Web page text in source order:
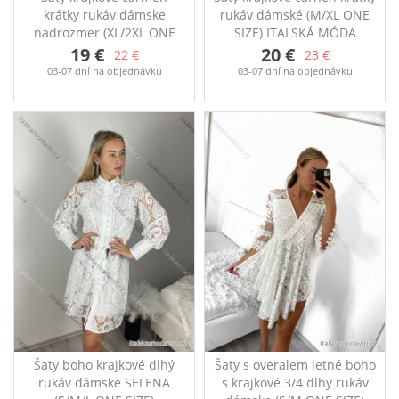
krátky rukáv dámske
nadrozmer (XL/2XL ONE
SIZE) TALIANSKA MÓDA
IMD24060
104cm, dĺžka 100cm
19 € 22 €
03-07 dní na objednávku
rukáv dámské (M/XL ONE
SIZE) ITALSKÁ MÓDA
IMD22162
krajkové šaty Rozměry:
cm, délka 93cm
20 € 23 €
03-07 dní na objednávku
Šaty boho krajkové dlhý
rukáv dámske SELENA
Šaty s overalem letné boho
s krajkové 3/4 dlhý rukáv